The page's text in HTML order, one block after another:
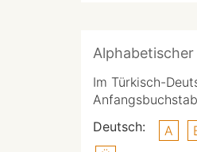
Alphabetischer
Im Türkisch-
Deutsch:
A